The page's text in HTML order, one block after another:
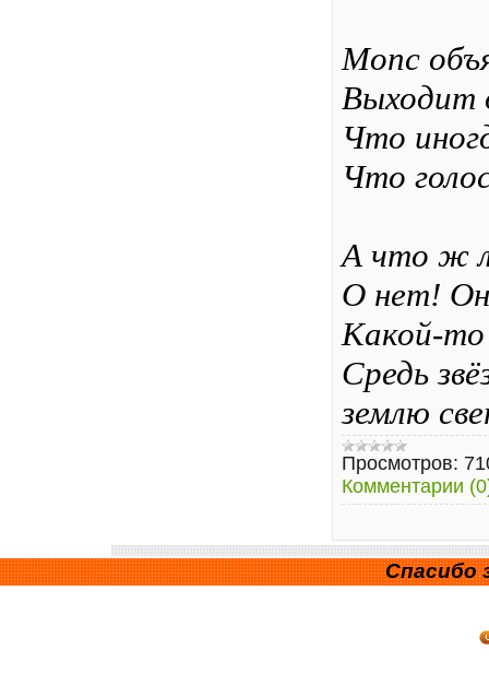
Мопс
Выходит
Что
Что
А что ж
О нет!
Какой-то
Средь
землю
Просмотров:
Комментарии
Спасибо